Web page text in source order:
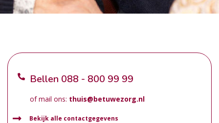
Bellen 088 - 800 99 99
of mail ons: thuis@betuwezorg.nl
Bekijk alle contactgegevens